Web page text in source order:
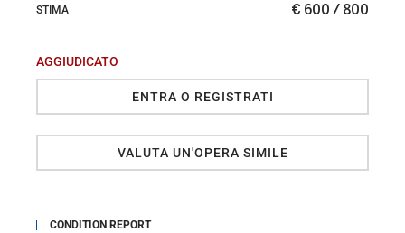
€ 600 / 800
STIMA
AGGIUDICATO
ENTRA O REGISTRATI
VALUTA UN'OPERA SIMILE
CONDITION REPORT